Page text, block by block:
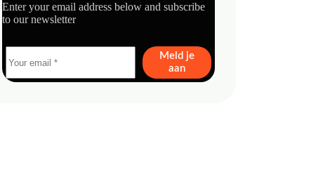
Enter your email address below and subscribe
to our newsletter
Meld je
aan